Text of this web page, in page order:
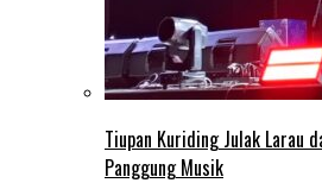
Tiupan Kuriding Julak Larau
Panggung Musik